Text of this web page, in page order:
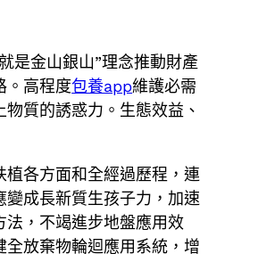
是金山銀山”理念推動財產
。高程度包養app維護必需
質的誘惑力。生態效益、
植各方面和全經過歷程，連
變成長新質生孩子力，加速
，不竭進步地盤應用效
放棄物輪迴應用系統，增